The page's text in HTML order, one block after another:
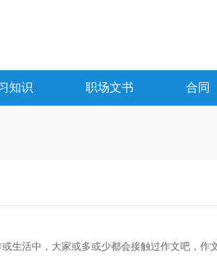
知识 职场文书 合同
或生活中，大家或多或少都会接触过作文吧，